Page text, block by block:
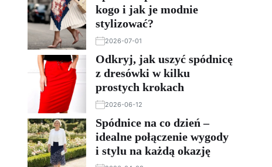
kogo i jak je modnie
stylizować?
2026-07-01
Odkryj, jak uszyć spódnicę
z dresówki w kilku
prostych krokach
2026-06-12
Spódnice na co dzień –
idealne połączenie wygody
i stylu na każdą okazję